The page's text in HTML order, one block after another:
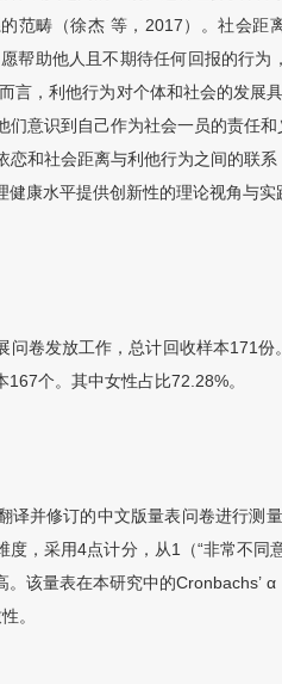
范畴（徐杰 等，2017）。社会距
帮助他人且不期待任何回报的行
言，利他行为对个体和社会的发展
们意识到自己作为社会一员的责任
恋和社会距离与利他行为之间的联
康水平提供创新性的理论视角与实
问卷发放工作，总计回收样本171
个。其中女性占比72.28%。
译并修订的中文版量表问卷进行测
，采用4点计分，从1（“非常不同
。该量表在本研究中的Cronbachs’ α
。